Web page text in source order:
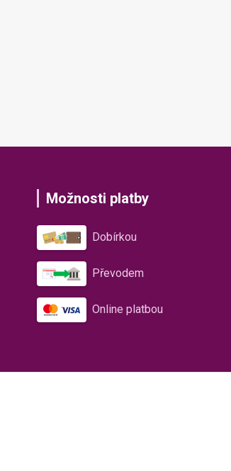
Možnosti platby
Dobírkou
Převodem
Online platbou